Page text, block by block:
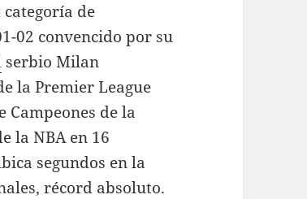
de
02 convencido por su
serbio Milan
la Premier League
de la
la NBA en 16
segundos en la
récord absoluto.